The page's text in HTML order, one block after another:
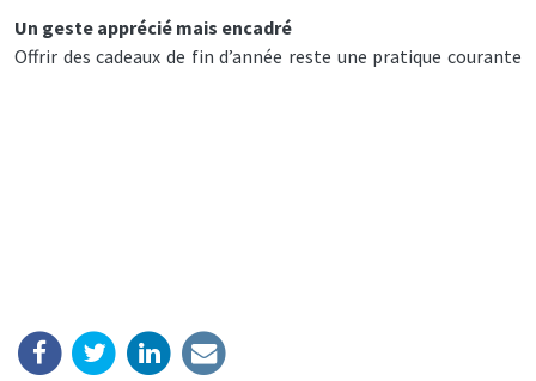
Un geste apprécié mais encadré
Offrir des cadeaux de fin d’année reste une pratique courante